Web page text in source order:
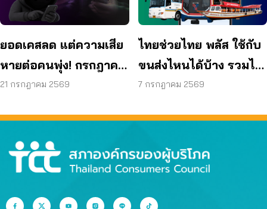
ยอดเคสลด แต่ความเสีย
หายต่อคนพุ่ง! กรกฎาคม
แค่ 17 วัน สูญแล้วกว่า
21 กรกฎาคม 2569
ไทยช่วยไทย พลัส ใช้กับ
ขนส่งไหนได้บ้าง รวมไว้
ให้แล้ว
7 กรกฎาคม 2569